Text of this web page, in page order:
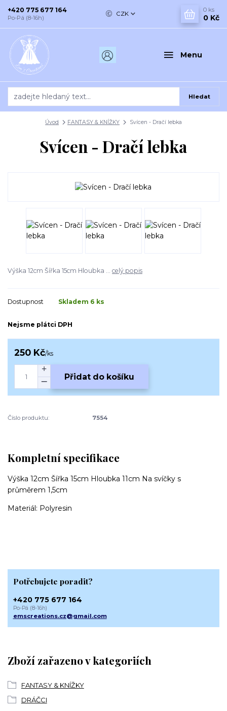
Menu
CZK
Hledat
+420 775 677 164
Po-Pá (8-16h)
0 ks
0 Kč
Úvod FANTASY & KNÍŽKY Svícen - Dračí lebka
Svícen - Dračí lebka
Výška 12cm Šířka 15cm Hloubka ... celý popis
Dostupnost Skladem 6 ks
Nejsme plátci DPH
250 Kč/ks
Přidat do košíku
Číslo produktu: 7554
Kompletní specifikace
Výška 12cm Šířka 15cm Hloubka 11cm Na svíčky s
průměrem 1,5cm
Materiál: Polyresin
Zboží zařazeno v kategoriích
FANTASY & KNÍŽKY
DRÁČCI
Potřebujete poradit?
+420 775 677 164
Po-Pá (8-16h)
emscreations.cz@gmail.com